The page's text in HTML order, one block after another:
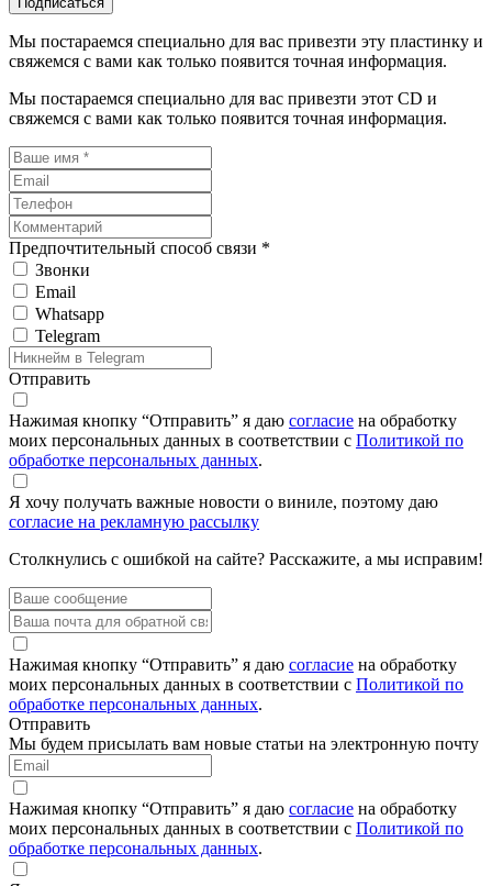
Мы постараемся специально для вас привезти эту пластинку и
свяжемся с вами как только появится точная информация.
Мы постараемся специально для вас привезти этот CD и
свяжемся с вами как только появится точная информация.
Предпочтительный способ связи *
Звонки
Email
Whatsapp
Telegram
Отправить
Нажимая кнопку “Отправить” я даю согласие на обработку
моих персональных данных в соответствии с Политикой по
обработке персональных данных.
Я хочу получать важные новости о виниле, поэтому даю
согласие на рекламную рассылку
Столкнулись с ошибкой на сайте? Расскажите, а мы исправим!
Нажимая кнопку “Отправить” я даю согласие на обработку
моих персональных данных в соответствии с Политикой по
обработке персональных данных.
Отправить
Мы будем присылать вам новые статьи на электронную почту
Нажимая кнопку “Отправить” я даю согласие на обработку
моих персональных данных в соответствии с Политикой по
обработке персональных данных.